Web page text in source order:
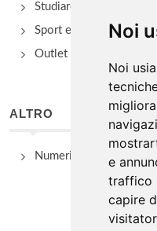
Noi
Noi
e
traffico
capire
Studiare
Sport e Benessere
Outlet e spacci aziendali
ALTRO
Numeri Utili